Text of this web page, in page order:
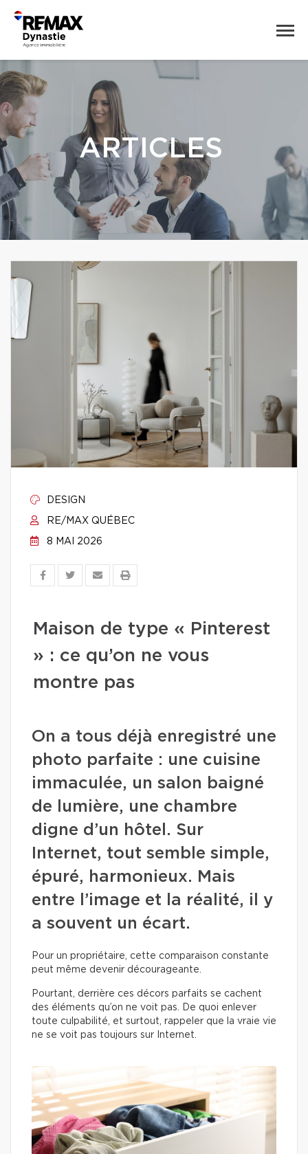
ARTICLES
DESIGN
RE/MAX QUÉBEC
8 MAI 2026
Maison de type « Pinterest
» : ce qu’on ne vous
montre pas
On a tous déjà enregistré une
photo parfaite : une cuisine
immaculée, un salon baigné
de lumière, une chambre
digne d’un hôtel. Sur
Internet, tout semble simple,
épuré, harmonieux. Mais
entre l’image et la réalité, il y
a souvent un écart.
Pour un propriétaire, cette comparaison constante
peut même devenir décourageante.
Pourtant, derrière ces décors parfaits se cachent
des éléments qu’on ne voit pas. De quoi enlever
toute culpabilité, et surtout, rappeler que la vraie vie
ne se voit pas toujours sur Internet.